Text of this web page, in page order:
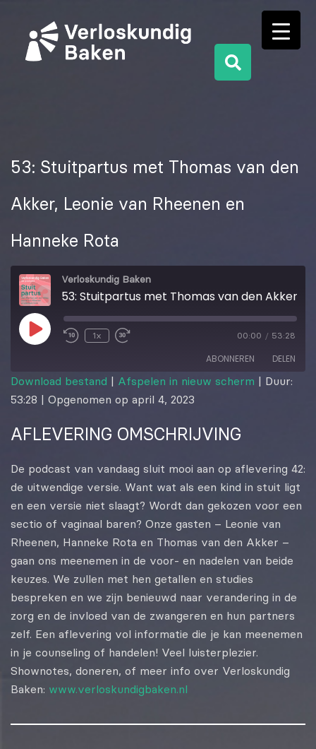
53: Stuitpartus met Thomas van den
Akker, Leonie van Rheenen en
Hanneke Rota
Verloskundig Baken
1x 00:00 / 53:28
ABONNEREN DELEN
DELEN
LINK
Download bestand | Afspelen in nieuw scherm | Duur:
53:28 | Opgenomen op april 4, 2023
AFLEVERING OMSCHRIJVING
De podcast van vandaag sluit mooi aan op aflevering 42:
de uitwendige versie. Want wat als een kind in stuit ligt
en een versie niet slaagt? Wordt dan gekozen voor een
sectio of vaginaal baren? Onze gasten – Leonie van
Rheenen, Hanneke Rota en Thomas van den Akker –
gaan ons meenemen in de voor- en nadelen van beide
keuzes. We zullen met hen getallen en studies
bespreken en we zijn benieuwd naar verandering in de
zorg en de invloed van de zwangeren en hun partners
zelf. Een aflevering vol informatie die je kan meenemen
in je counseling of handelen! Veel luisterplezier.
Shownotes, doneren, of meer info over Verloskundig
Baken: www.verloskundigbaken.nl